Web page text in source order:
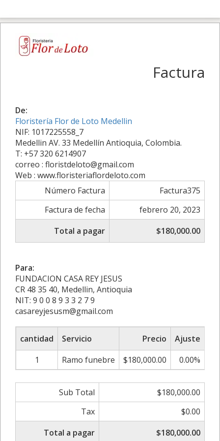
Factura
De:
Floristería Flor de Loto Medellin
NIF: 1017225558_7
Medellin AV. 33 Medellín Antioquia, Colombia.
T: +57 320 6214907
correo : floristdeloto@gmail.com
Web : www.floristeriaflordeloto.com
Número Factura
Factura375
Factura de fecha
febrero 20, 2023
Total a pagar
$180,000.00
Para:
FUNDACION CASA REY JESUS
CR 48 35 40, Medellin, Antioquia
NIT: 9 0 0 8 9 3 3 2 7 9
casareyjesusm@gmail.com
cantidad Servicio Precio Ajuste
1
Ramo funebre $180,000.00 0.00%
Sub Total
$180,000.00
Tax
$0.00
Total a pagar
$180,000.00